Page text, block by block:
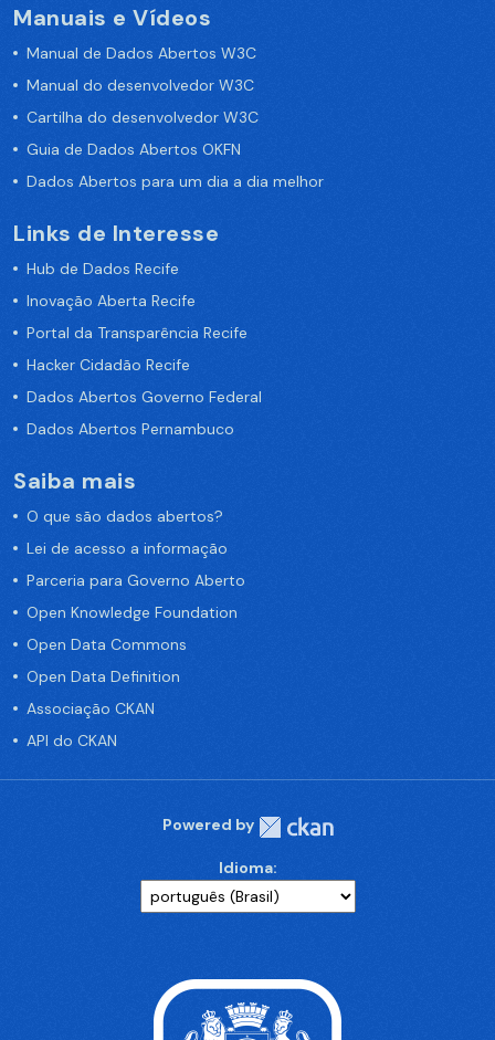
Manuais e Vídeos
Manual de Dados Abertos W3C
Manual do desenvolvedor W3C
Cartilha do desenvolvedor W3C
Guia de Dados Abertos OKFN
Dados Abertos para um dia a dia melhor
Links de Interesse
Hub de Dados Recife
Inovação Aberta Recife
Portal da Transparência Recife
Hacker Cidadão Recife
Dados Abertos Governo Federal
Dados Abertos Pernambuco
Saiba mais
O que são dados abertos?
Lei de acesso a informação
Parceria para Governo Aberto
Open Knowledge Foundation
Open Data Commons
Open Data Definition
Associação CKAN
API do CKAN
Powered by
Idioma